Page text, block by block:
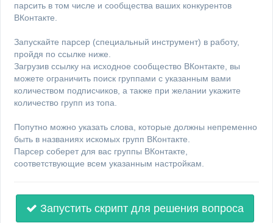
парсить в том числе и сообщества ваших конкурентов
ВКонтакте.
Запускайте парсер (специальный инструмент) в работу,
пройдя по ссылке ниже.
Загрузив ссылку на исходное сообщество ВКонтакте, вы
можете ограничить поиск группами с указанным вами
количеством подписчиков, а также при желании укажите
количество групп из топа.
Попутно можно указать слова, которые должны непременно
быть в названиях искомых групп ВКонтакте.
Парсер соберет для вас группы ВКонтакте,
соответствующие всем указанным настройкам.
Запустить скрипт для решения вопроса